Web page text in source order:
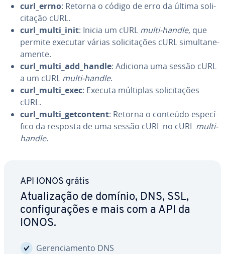
curl_errno: Retorna o código de erro da última so­li­
ci­ta­ção cURL.
curl_multi_init: Inicia um cURL multi-handle, que
permite executar várias so­li­ci­ta­ções cURL si­mul­ta­ne­
a­mente.
curl_multi_add_handle: Adiciona uma sessão cURL
a um cURL multi-handle.
curl_multi_exec: Executa múltiplas so­li­ci­ta­ções
cURL.
curl_multi_get­con­tent: Retorna o conteúdo es­pe­cí­
fico da resposta de uma sessão cURL no cURL multi-
handle.
API IONOS grátis
Atu­a­li­za­ção de domínio, DNS, SSL,
con­fi­gu­ra­ções e mais com a API da
IONOS.
Ge­ren­ci­a­mento DNS